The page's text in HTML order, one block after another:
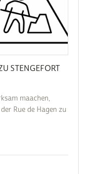
STENGEFORT
maachen,
Rue de Hagen zu